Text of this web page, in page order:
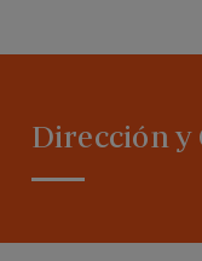
Dirección y